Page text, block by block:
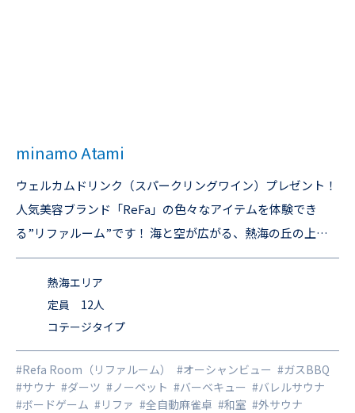
minamo Atami
ウェルカムドリンク（スパークリングワイン）プレゼント！
人気美容ブランド「ReFa」の色々なアイテムを体験でき
る”リファルーム”です！ 海と空が広がる、熱海の丘の上。
最大12名で楽しめる、絶景BBQステイ。 熱海市の小高い丘
の上に佇む、オーシャンビューの貸切一軒家。 開放感あふれ
る芝生の庭では、海を眺めながらBBQをお楽しみいただけま
す。 晴れた日には初島や三浦半島、房総半島などを望むこと
もでき、朝夕の空の移ろいはまさに絶景。 ファミリーや友人
グループ、社員旅行やゼミ合宿などにもぴったり。 広々とし
た室内と自然に囲まれたロケーションで、都会の喧騒を離れ
熱海エリア
定員 12人
コテージタイプ
#Refa Room（リファルーム） #オーシャンビュー #ガスBBQ
#サウナ #ダーツ #ノーペット #バーベキュー #バレルサウナ
#ボードゲーム #リファ #全自動麻雀卓 #和室 #外サウナ